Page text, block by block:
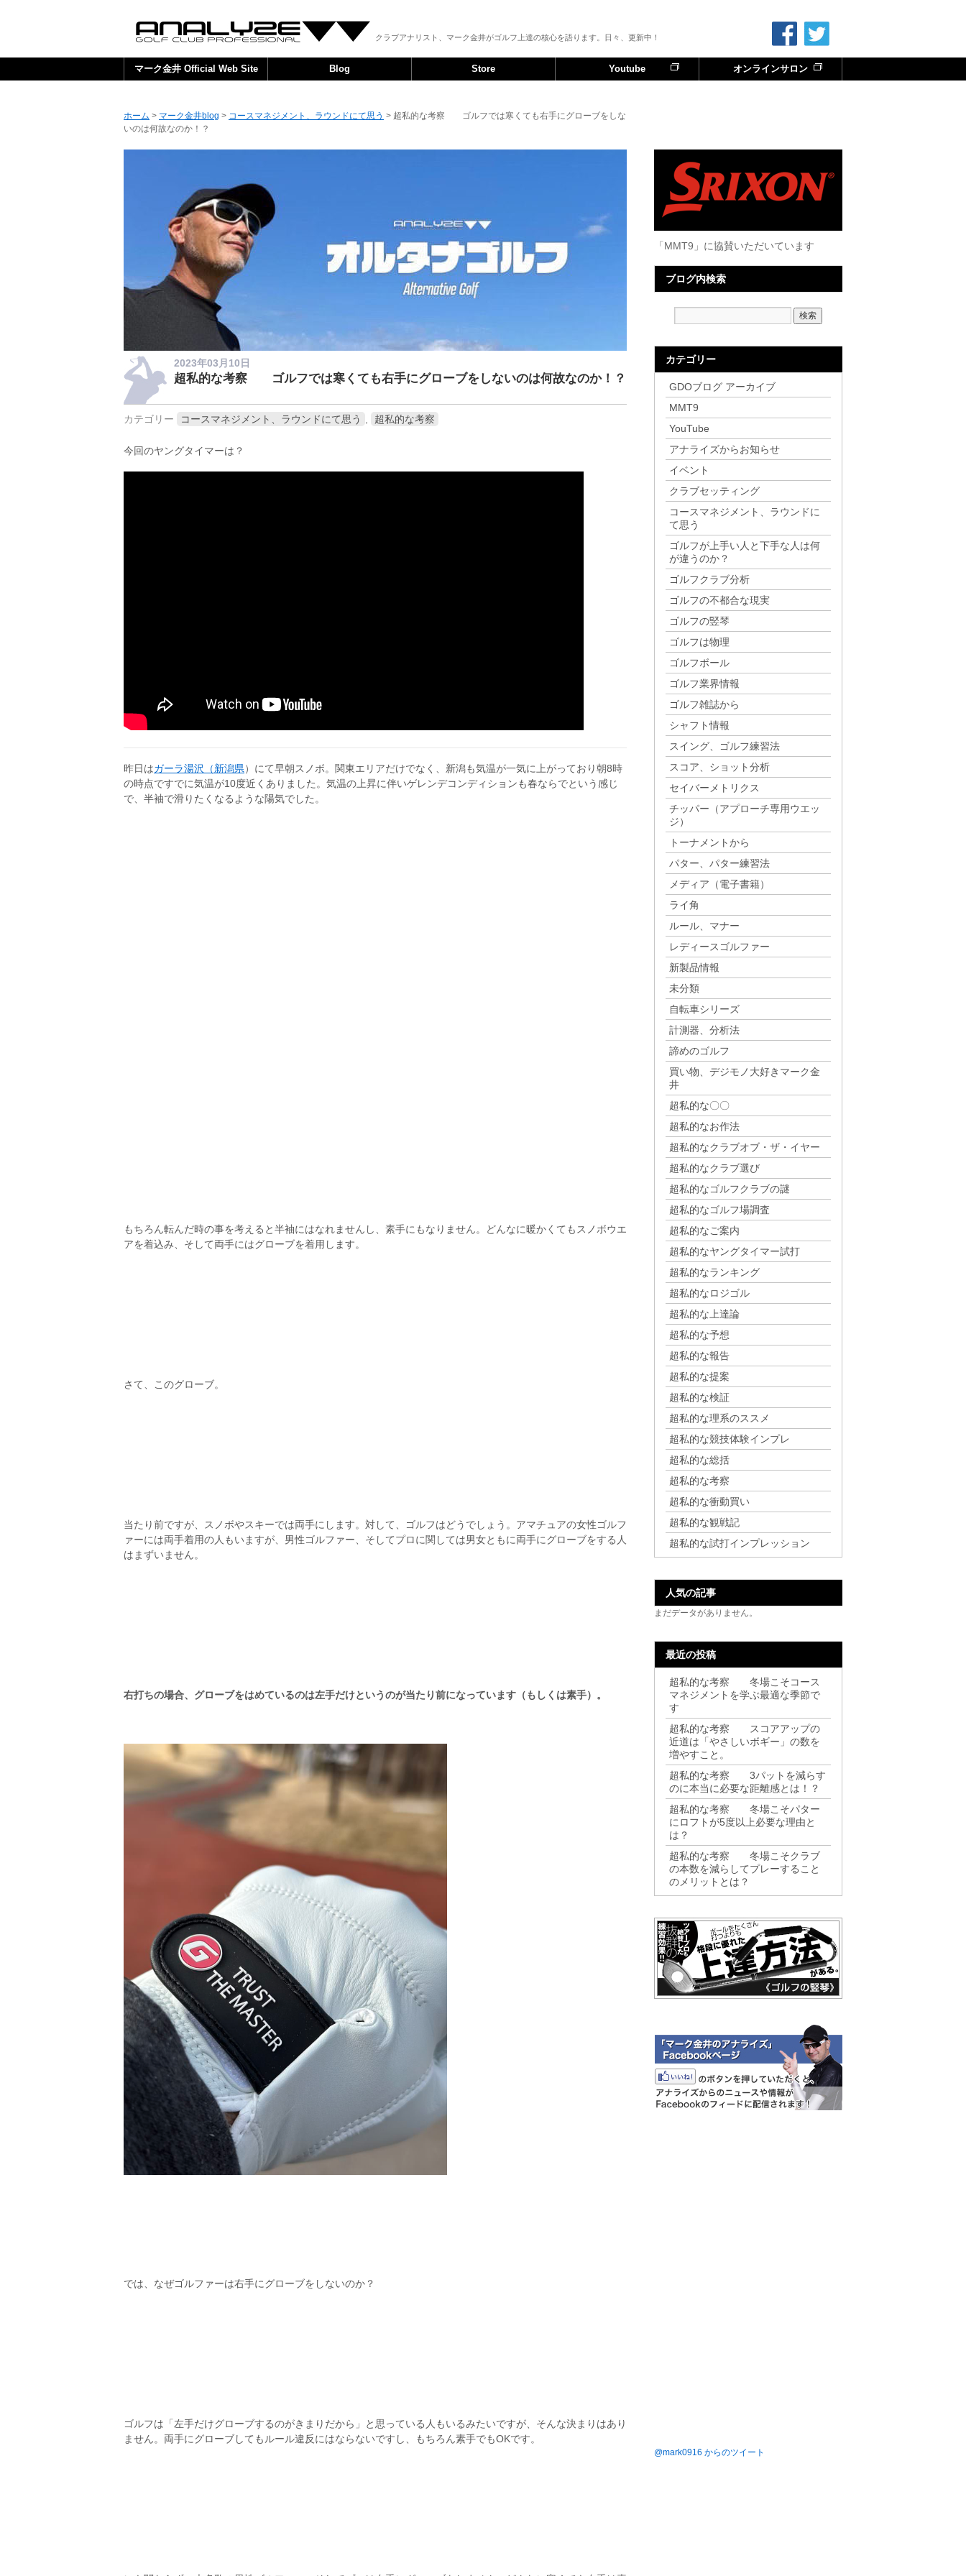
クラブアナリスト、マーク金井がゴルフ上達の核心を語ります。日々、更新中！
マーク金井 Official Web Site Blog Store Youtube オンラインサロン
ホーム > マーク金井blog > コースマネジメント、ラウンドにて思う > 超私的な考察 ゴルフでは寒くても右手にグローブをしな
いのは何故なのか！？
2023年03月10日
超私的な考察 ゴルフでは寒くても右手にグローブをしないのは何故なのか！？
カテゴリー コースマネジメント、ラウンドにて思う 超私的な考察
今回のヤングタイマーは？
昨日はガーラ湯沢（新潟県）にて早朝スノボ。関東エリアだけでなく、新潟も気温が一気に上がっており朝8時
の時点ですでに気温が10度近くありました。気温の上昇に伴いゲレンデコンディションも春ならでという感じ
で、半袖で滑りたくなるような陽気でした。
もちろん転んだ時の事を考えると半袖にはなれませんし、素手にもなりません。どんなに暖かくてもスノボウエ
アを着込み、そして両手にはグローブを着用します。
さて、このグローブ。
当たり前ですが、スノボやスキーでは両手にします。対して、ゴルフはどうでしょう。アマチュアの女性ゴルフ
ァーには両手着用の人もいますが、男性ゴルファー、そしてプロに関しては男女ともに両手にグローブをする人
はまずいません。
右打ちの場合、グローブをはめているのは左手だけというのが当たり前になっています（もしくは素手）。
では、なぜゴルファーは右手にグローブをしないのか？
ゴルフは「左手だけグローブするのがきまりだから」と思っている人もいるみたいですが、そんな決まりはあり
ません。両手にグローブしてもルール違反にはならないですし、もちろん素手でもOKです。
「MMT9」に協賛いただいています
ブログ内検索
カテゴリー
GDOブログ アーカイブ
MMT9
YouTube
アナライズからお知らせ
イベント
クラブセッティング
コースマネジメント、ラウンドに
て思う
ゴルフが上手い人と下手な人は何
が違うのか？
ゴルフクラブ分析
ゴルフの不都合な現実
ゴルフの竪琴
ゴルフは物理
ゴルフボール
ゴルフ業界情報
ゴルフ雑誌から
シャフト情報
スイング、ゴルフ練習法
スコア、ショット分析
セイバーメトリクス
チッパー（アプローチ専用ウエッ
ジ）
トーナメントから
パター、パター練習法
メディア（電子書籍）
ライ角
ルール、マナー
レディースゴルファー
新製品情報
未分類
自転車シリーズ
計測器、分析法
諦めのゴルフ
買い物、デジモノ大好きマーク金
井
超私的な〇〇
超私的なお作法
超私的なクラブオブ・ザ・イヤー
超私的なクラブ選び
超私的なゴルフクラブの謎
超私的なゴルフ場調査
超私的なご案内
超私的なヤングタイマー試打
超私的なランキング
超私的なロジゴル
超私的な上達論
超私的な予想
超私的な報告
超私的な提案
超私的な検証
超私的な理系のススメ
超私的な競技体験インプレ
超私的な総括
超私的な考察
超私的な衝動買い
超私的な観戦記
超私的な試打インプレッション
人気の記事
まだデータがありません。
最近の投稿
超私的な考察 冬場こそコース
マネジメントを学ぶ最適な季節で
す
超私的な考察 スコアアップの
近道は「やさしいボギー」の数を
増やすこと。
超私的な考察 3パットを減らす
のに本当に必要な距離感とは！？
超私的な考察 冬場こそパター
にロフトが5度以上必要な理由と
は？
超私的な考察 冬場こそクラブ
の本数を減らしてプレーすること
のメリットとは？
@mark0916 からのツイート